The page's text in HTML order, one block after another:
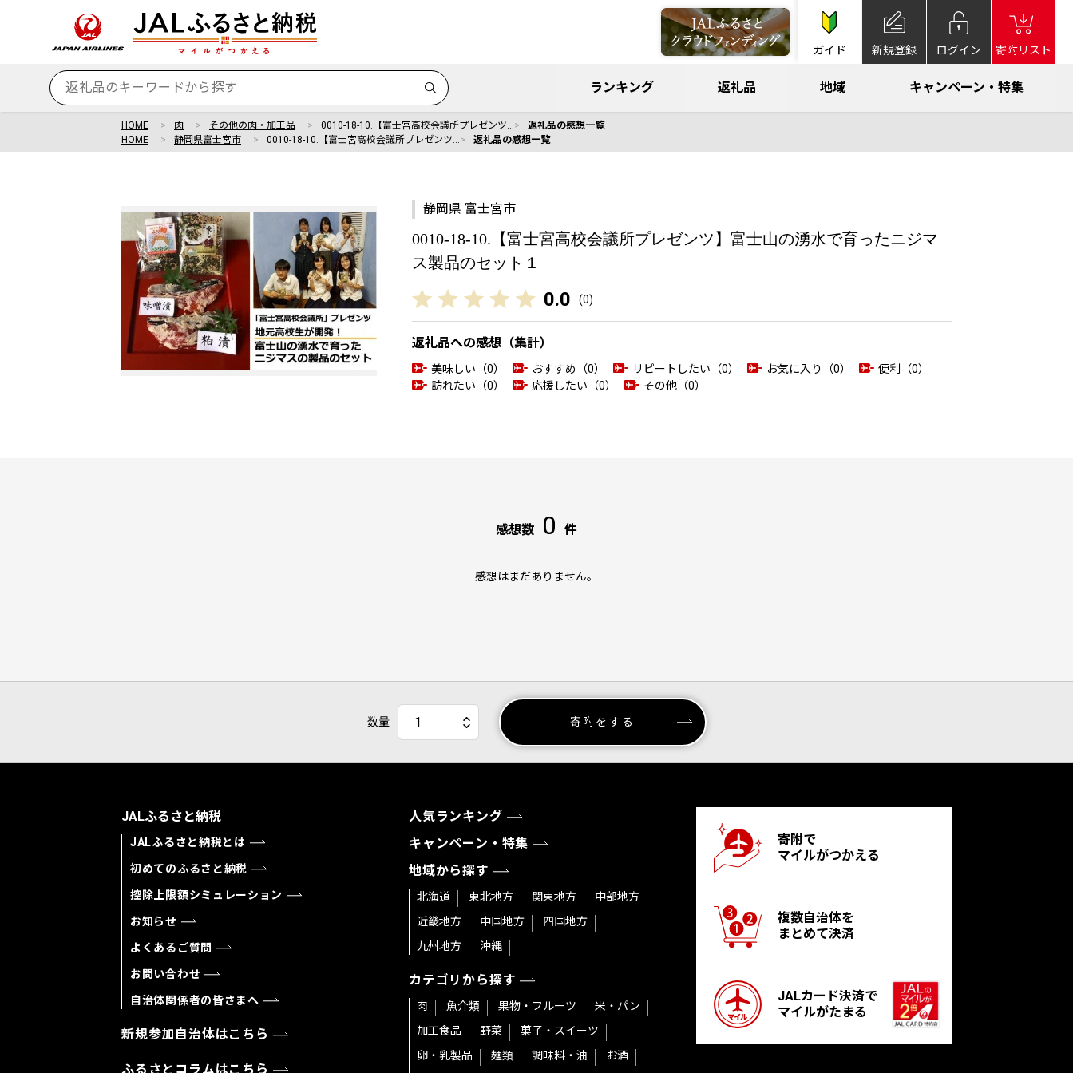
ガイド 新規登録 ログイン 寄附リスト
ランキング 返礼品 地域 キャンペーン・特集
HOME 肉 その他の肉・加工品 0010-18-10.【富士宮高校会議所プレゼンツ…
返礼品の感想一覧
HOME
静岡県富士宮市 0010-18-10.【富士宮高校会議所プレゼンツ… 返礼品の感想一覧
静岡県 富士宮市
0010-18-10.【富士宮高校会議所プレゼンツ】富士山の湧水で育ったニジマ
ス製品のセット１
0.0 (0)
返礼品への感想（集計）
美味しい（0） おすすめ（0） リピートしたい（0） お気に入り（0）
便利（0）
訪れたい（0）
応援したい（0） その他（0）
感想数 0 件
感想はまだありません。
数量 寄附をする
JALふるさと納税
JALふるさと納税とは
初めてのふるさと納税
控除上限額シミュレーション
お知らせ
よくあるご質問
お問い合わせ
自治体関係者の皆さまへ
新規参加自治体はこちら
ふるさとコラムはこちら
人気ランキング
キャンペーン・特集
地域から探す
北海道 東北地方 関東地方
中部地方
近畿地方
中国地方
四国地方
九州地方
沖縄
カテゴリから探す
肉 魚介類 果物・フルーツ
米・パン
加工食品
野菜
菓子・スイーツ
卵・乳製品
麺類 調味料・油 お酒
寄附で
マイルがつかえる
複数自治体を
まとめて決済
JALカード決済で
マイルがたまる